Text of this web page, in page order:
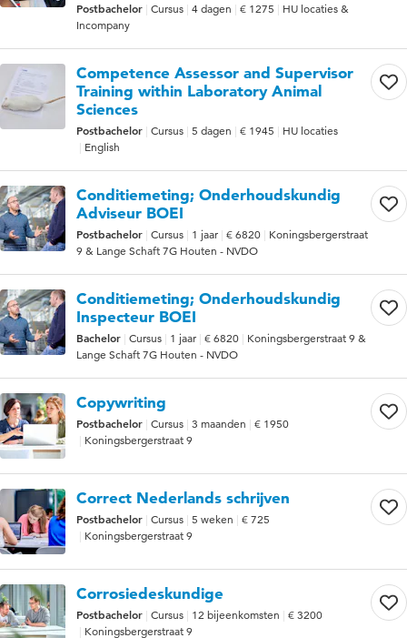
Postbachelor Cursus 4 dagen € 1275
HU locaties &
Incompany
Competence Assessor and Supervisor
Training within Laboratory Animal
Sciences
Postbachelor Cursus 5 dagen € 1945
HU locaties
English
Conditiemeting; Onderhoudskundig
Adviseur BOEI
Postbachelor Cursus 1 jaar € 6820
Koningsbergerstraat
9 & Lange Schaft 7G Houten - NVDO
Conditiemeting; Onderhoudskundig
Inspecteur BOEI
Bachelor Cursus 1 jaar € 6820
Koningsbergerstraat 9 &
Lange Schaft 7G Houten - NVDO
Copywriting
Postbachelor Cursus 3 maanden
€ 1950
Koningsbergerstraat 9
Correct Nederlands schrijven
Postbachelor Cursus 5 weken
€ 725
Koningsbergerstraat 9
Corrosiedeskundige
Postbachelor Cursus 12 bijeenkomsten
€ 3200
Koningsbergerstraat 9